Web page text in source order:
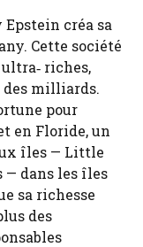
Epstein créa sa
Cette société
riches,
milliards.
pour
en Floride, un
îles — Little
— dans les îles
sa richesse
des